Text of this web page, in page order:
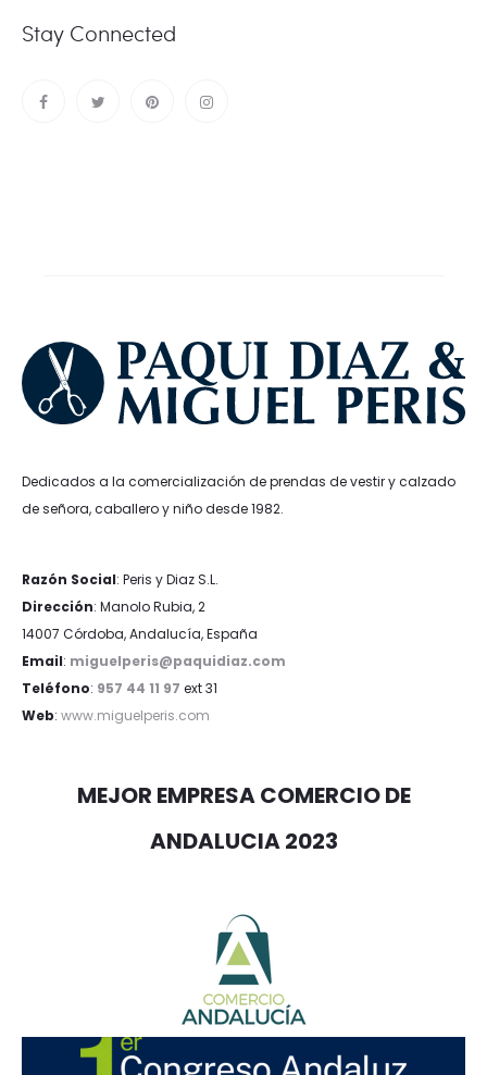
Stay Connected
Dedicados a la comercialización de prendas de vestir y calzado
de señora, caballero y niño desde 1982.
Razón Social: Peris y Diaz S.L.
Dirección: Manolo Rubia, 2
14007 Córdoba, Andalucía, España
Email: miguelperis@paquidiaz.com
Teléfono: 957 44 11 97 ext 31
Web: www.miguelperis.com
MEJOR EMPRESA COMERCIO DE
ANDALUCIA 2023